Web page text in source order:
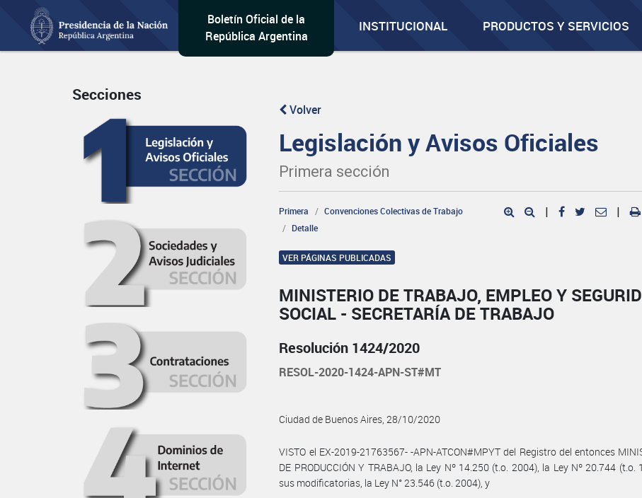
Boletín Oficial de la
República Argentina
INSTITUCIONAL PRODUCTOS Y SERVICIOS
Secciones
Volver
Legislación y Avisos Oficiales
Primera sección
Primera
Convenciones Colectivas de Trabajo
Detalle
| |
VER PÁGINAS PUBLICADAS
MINISTERIO DE TRABAJO, EMPLEO Y
SOCIAL - SECRETARÍA DE TRABAJO
Resolución 1424/2020
RESOL-2020-1424-APN-ST#MT
Ciudad de Buenos Aires, 28/10/2020
VISTO el EX-2019-21763567- -APN-ATCON#MPYT del Registro del entonces
DE PRODUCCIÓN Y TRABAJO, la Ley Nº 14.250 (t.o. 2004), la Ley Nº 20.744 (t.o.
sus modificatorias, la Ley N° 23.546 (t.o. 2004), y